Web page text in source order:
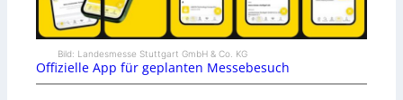
Bild: Landesmesse Stuttgart GmbH & Co. KG
Offizielle App für geplanten Messebesuch